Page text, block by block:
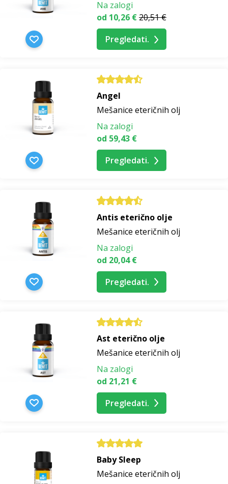
Na zalogi
od 10,26 €20,51 €
Pregledati.
Angel
Mešanice eteričnih olj
Na zalogi
od 59,43 €
Pregledati.
Antis eterično olje
Mešanice eteričnih olj
Na zalogi
od 20,04 €
Pregledati.
Ast eterično olje
Mešanice eteričnih olj
Na zalogi
od 21,21 €
Pregledati.
Baby Sleep
Mešanice eteričnih olj